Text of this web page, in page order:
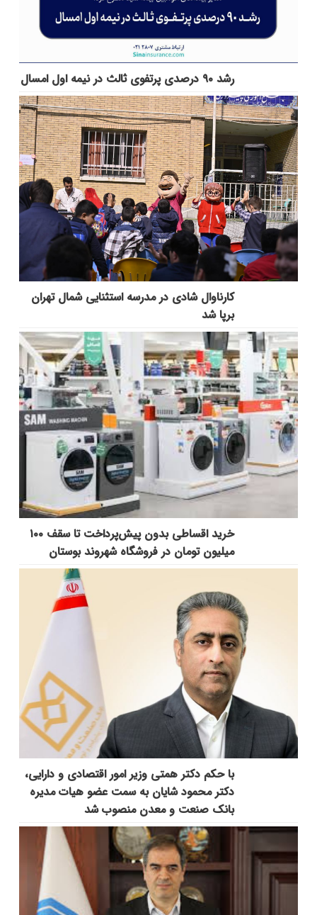
رشد ۹۰ درصدی پرتفوی ثالث در نیمه اول امسال
کارناوال شادی در مدرسه استثنایی شمال تهران
برپا شد
خرید اقساطی بدون پیش‌پرداخت تا سقف ۱۰۰
میلیون تومان در فروشگاه شهروند بوستان
با حکم دکتر همتی وزیر امور اقتصادی و دارایی،
دکتر محمود شایان به سمت عضو هیات مدیره
بانک صنعت و معدن منصوب شد